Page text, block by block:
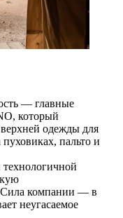
— главные
который
верхней одежды для
пальто и
технологичной
Сила компании — в
неугасаемое